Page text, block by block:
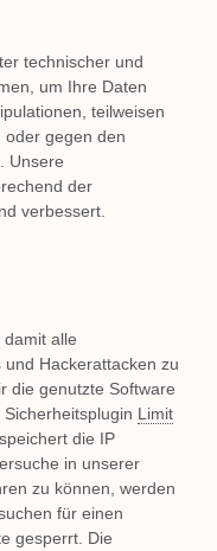
technischer und
um Ihre Daten
teilweisen
oder gegen den
Unsere
der
verbessert.
alle
Hackerattacken zu
die genutzte Software
Limit
die IP
in unserer
zu können, werden
für einen
gesperrt. Die